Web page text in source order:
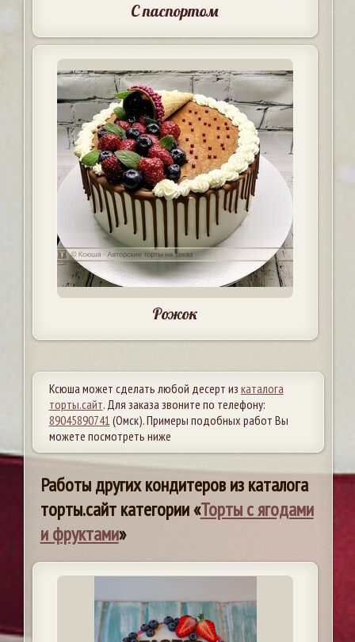
С паспортом
Рожок
Ксюша может сделать любой десерт из каталога
торты.сайт. Для заказа звоните по телефону:
89045890741 (Омск). Примеры подобных работ Вы
можете посмотреть ниже
Работы других кондитеров из каталога
торты.сайт категории «Торты с ягодами
и фруктами»